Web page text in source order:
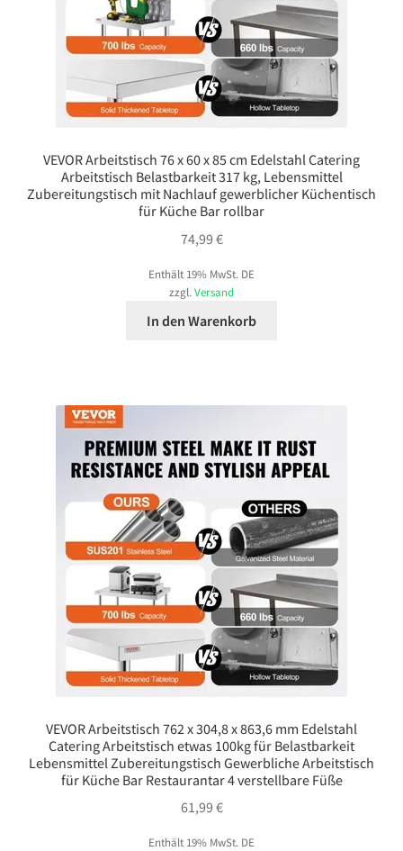
VEVOR Arbeitstisch 76 x 60 x 85 cm Edelstahl Catering
Arbeitstisch Belastbarkeit 317 kg, Lebensmittel
Zubereitungstisch mit Nachlauf gewerblicher Küchentisch
für Küche Bar rollbar
74,99 €
Enthält 19% MwSt. DE
zzgl. Versand
In den Warenkorb
VEVOR Arbeitstisch 762 x 304,8 x 863,6 mm Edelstahl
Catering Arbeitstisch etwas 100kg für Belastbarkeit
Lebensmittel Zubereitungstisch Gewerbliche Arbeitstisch
für Küche Bar Restaurantar 4 verstellbare Füße
61,99 €
Enthält 19% MwSt. DE